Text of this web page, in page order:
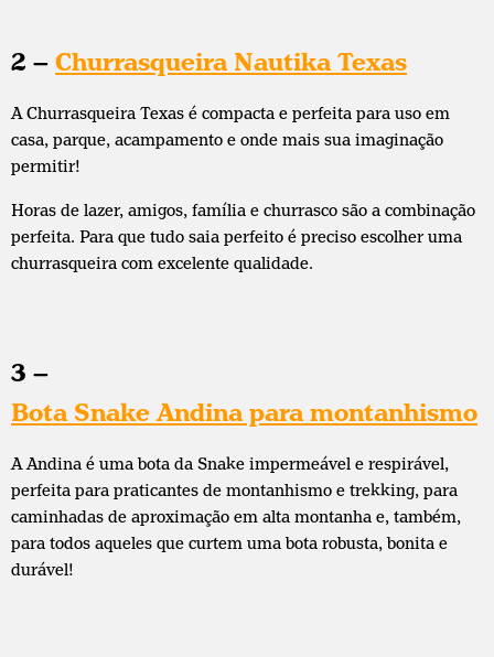
2 – Churrasqueira Nautika Texas
A Churrasqueira Texas é compacta e perfeita para uso em
casa, parque, acampamento e onde mais sua imaginação
permitir!
Horas de lazer, amigos, família e churrasco são a combinação
perfeita. Para que tudo saia perfeito é preciso escolher uma
churrasqueira com excelente qualidade.
3 –
Bota Snake Andina para montanhismo
A Andina é uma bota da Snake impermeável e respirável,
perfeita para praticantes de montanhismo e trekking, para
caminhadas de aproximação em alta montanha e, também,
para todos aqueles que curtem uma bota robusta, bonita e
durável!